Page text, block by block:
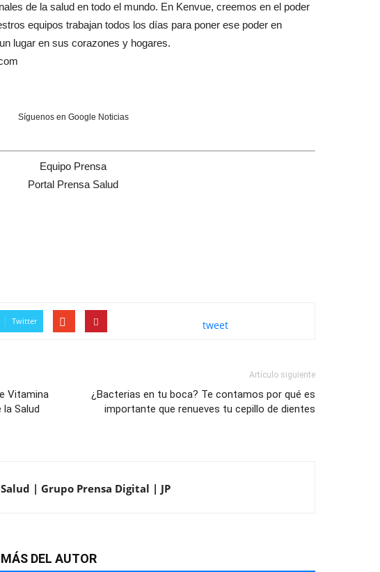
de la salud en todo el mundo. En Kenvue, creemos en el poder
equipos trabajan todos los días para poner ese poder en
lugar en sus corazones y hogares.
Síguenos en Google Noticias
Equipo Prensa
Portal Prensa Salud
Twitter tweet
Vitamina
Salud
Artículo siguiente
¿Bacterias en tu boca? Te contamos por qué es
importante que renueves tu cepillo de dientes
| Grupo Prensa Digital | JP
MÁS DEL AUTOR